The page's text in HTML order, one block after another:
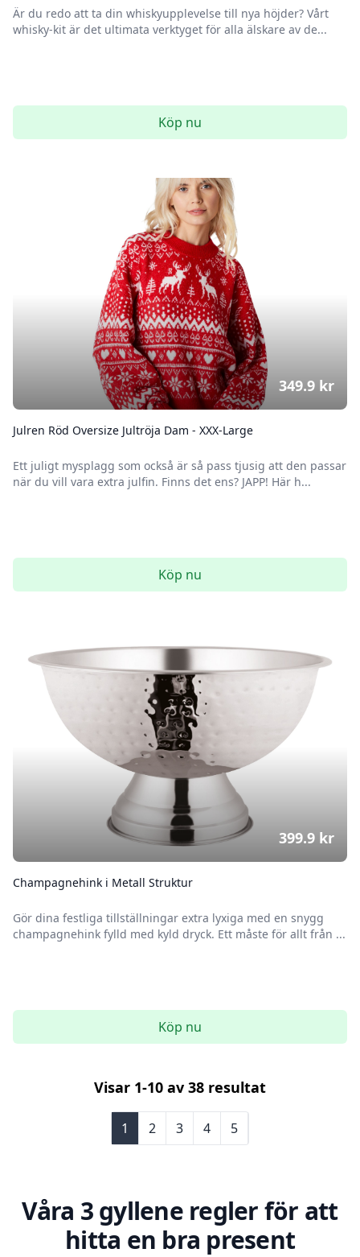
Är du redo att ta din whiskyupplevelse till nya höjder? Vårt
whisky-kit är det ultimata verktyget för alla älskare av de...
Köp nu
Julren Röd Oversize Jultröja Dam - XXX-Large
Ett juligt mysplagg som också är så pass tjusig att den passar
när du vill vara extra julfin. Finns det ens? JAPP! Här h...
349.9 kr
Köp nu
Champagnehink i Metall Struktur
Gör dina festliga tillställningar extra lyxiga med en snygg
champagnehink fylld med kyld dryck. Ett måste för allt från ...
399.9 kr
Köp nu
Visar 1-10 av 38 resultat
1 2 3 4 5
Våra 3 gyllene regler för att
hitta en bra present